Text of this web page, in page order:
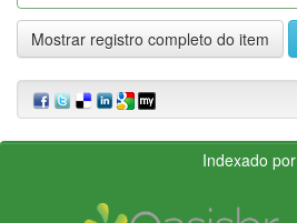
Mostrar registro completo do item
Indexado por